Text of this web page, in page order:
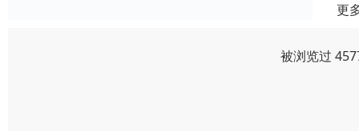
更
被浏览过